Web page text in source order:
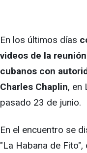
En los últimos días
videos de la
cubanos con
Charles Chaplin, en
pasado 23 de junio.
En el encuentro se
"La Habana de